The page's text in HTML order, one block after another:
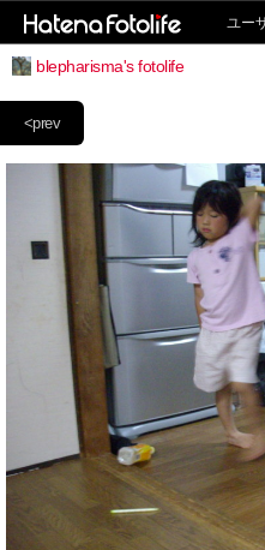
ユー
blepharisma's fotolife
<prev